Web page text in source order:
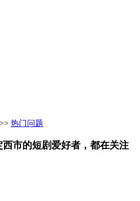
>> 热门问题
市的短剧爱好者，都在关注